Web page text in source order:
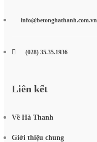
info@betonghathanh.com.vn
(028) 35.35.1936
Liên kết
Về Hà Thanh
Giới thiệu chung